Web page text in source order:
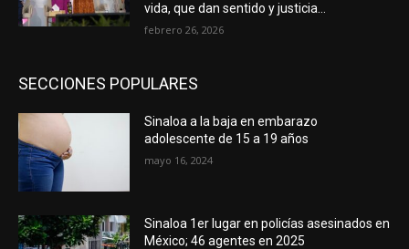
vida, que dan sentido y justicia...
febrero 26, 2026
SECCIONES POPULARES
Sinaloa a la baja en embarazo
adolescente de 15 a 19 años
mayo 16, 2024
Sinaloa 1er lugar en policías asesinados en
México; 46 agentes en 2025